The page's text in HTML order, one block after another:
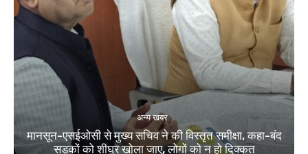
अन्य खबर
मानसून-एसईओसी से मुख्य सचिव ने की विस्तृत समीक्षा, कहा-बंद
सड़कों को शीघ्र खोला जाए, लोगों को न हो दिक्कत